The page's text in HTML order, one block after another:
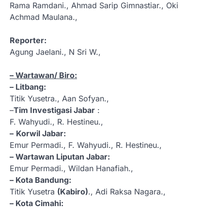
Rama Ramdani., Ahmad Sarip Gimnastiar., Oki
Achmad Maulana.,
Reporter:
Agung Jaelani., N Sri W.,
– Wartawan/ Biro:
– Litbang:
Titik Yusetra., Aan Sofyan.,
–Tim Investigasi Jabar :
F. Wahyudi., R. Hestineu.,
– Korwil Jabar:
Emur Permadi., F. Wahyudi., R. Hestineu.,
– Wartawan Liputan Jabar:
Emur Permadi., Wildan Hanafiah.,
– Kota Bandung:
Titik Yusetra (Kabiro)., Adi Raksa Nagara.,
– Kota Cimahi: